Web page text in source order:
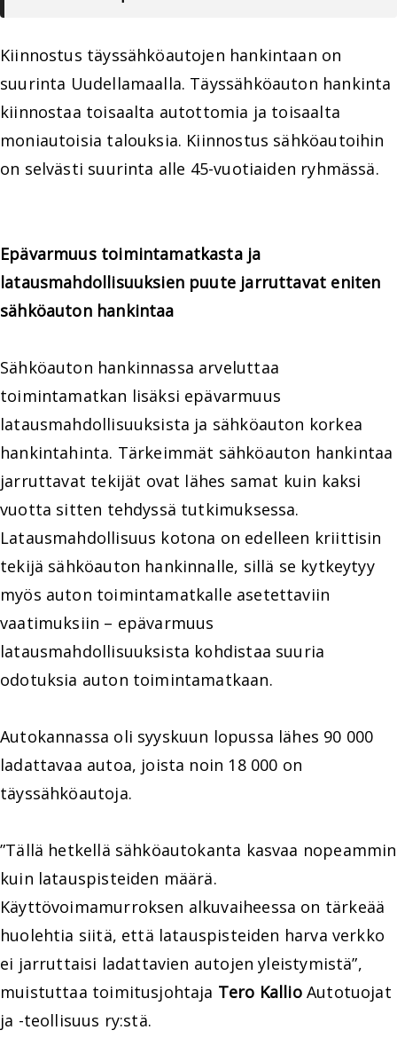
Kiinnostus täyssähköautojen hankintaan on
suurinta Uudellamaalla. Täyssähköauton hankinta
kiinnostaa toisaalta autottomia ja toisaalta
moniautoisia talouksia. Kiinnostus sähköautoihin
on selvästi suurinta alle 45-vuotiaiden ryhmässä.
Epävarmuus toimintamatkasta ja
latausmahdollisuuksien puute jarruttavat eniten
sähköauton hankintaa
Sähköauton hankinnassa arveluttaa
toimintamatkan lisäksi epävarmuus
latausmahdollisuuksista ja sähköauton korkea
hankintahinta. Tärkeimmät sähköauton hankintaa
jarruttavat tekijät ovat lähes samat kuin kaksi
vuotta sitten tehdyssä tutkimuksessa.
Latausmahdollisuus kotona on edelleen kriittisin
tekijä sähköauton hankinnalle, sillä se kytkeytyy
myös auton toimintamatkalle asetettaviin
vaatimuksiin – epävarmuus
latausmahdollisuuksista kohdistaa suuria
odotuksia auton toimintamatkaan.
Autokannassa oli syyskuun lopussa lähes 90 000
ladattavaa autoa, joista noin 18 000 on
täyssähköautoja.
”Tällä hetkellä sähköautokanta kasvaa nopeammin
kuin latauspisteiden määrä.
Käyttövoimamurroksen alkuvaiheessa on tärkeää
huolehtia siitä, että latauspisteiden harva verkko
ei jarruttaisi ladattavien autojen yleistymistä”,
muistuttaa toimitusjohtaja Tero KallioAutotuojat
ja -teollisuus ry:stä.